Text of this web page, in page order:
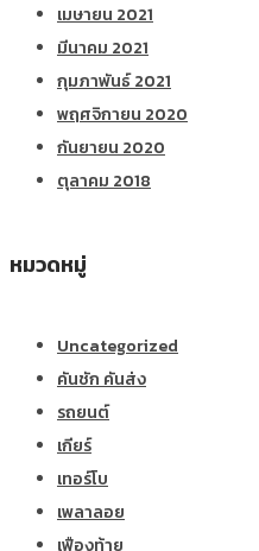
เมษายน 2021
มีนาคม 2021
กุมภาพันธ์ 2021
พฤศจิกายน 2020
กันยายน 2020
ตุลาคม 2018
หมวดหมู่
Uncategorized
คันชัก คันส่ง
รถยนต์
เกียร์
เทอร์โบ
เพลาลอย
เฟืองท้าย